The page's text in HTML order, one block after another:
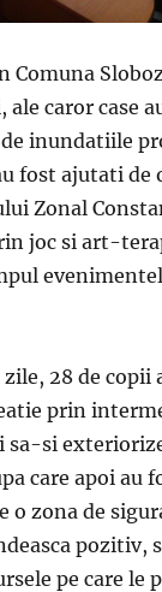
Comuna
ale caror case
inundatiile
fost ajutati de
Zonal
joc si art-
28 de copii
prin
sa-si
care apoi au
o zona de
pozitiv,
pe care le